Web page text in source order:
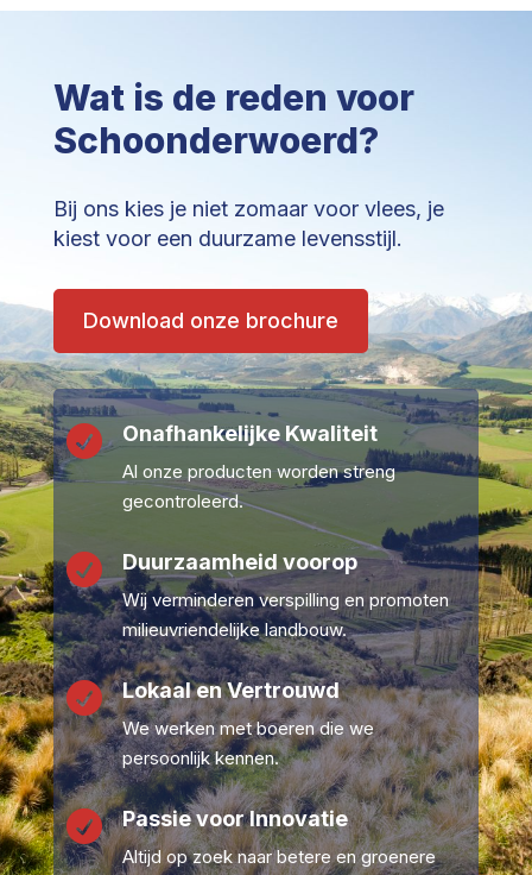
Wat is de reden voor
Schoonderwoerd?
Bij ons kies je niet zomaar voor vlees, je
kiest voor een duurzame levensstijl.
Download onze brochure
 Onafhankelijke Kwaliteit
Al onze producten worden streng
gecontroleerd.
 Duurzaamheid voorop
Wij verminderen verspilling en promoten
milieuvriendelijke landbouw.
 Lokaal en Vertrouwd
We werken met boeren die we
persoonlijk kennen.
 Passie voor Innovatie
Altijd op zoek naar betere en groenere